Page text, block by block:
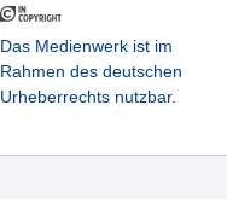
Das Medienwerk ist im
Rahmen des deutschen
Urheberrechts nutzbar.